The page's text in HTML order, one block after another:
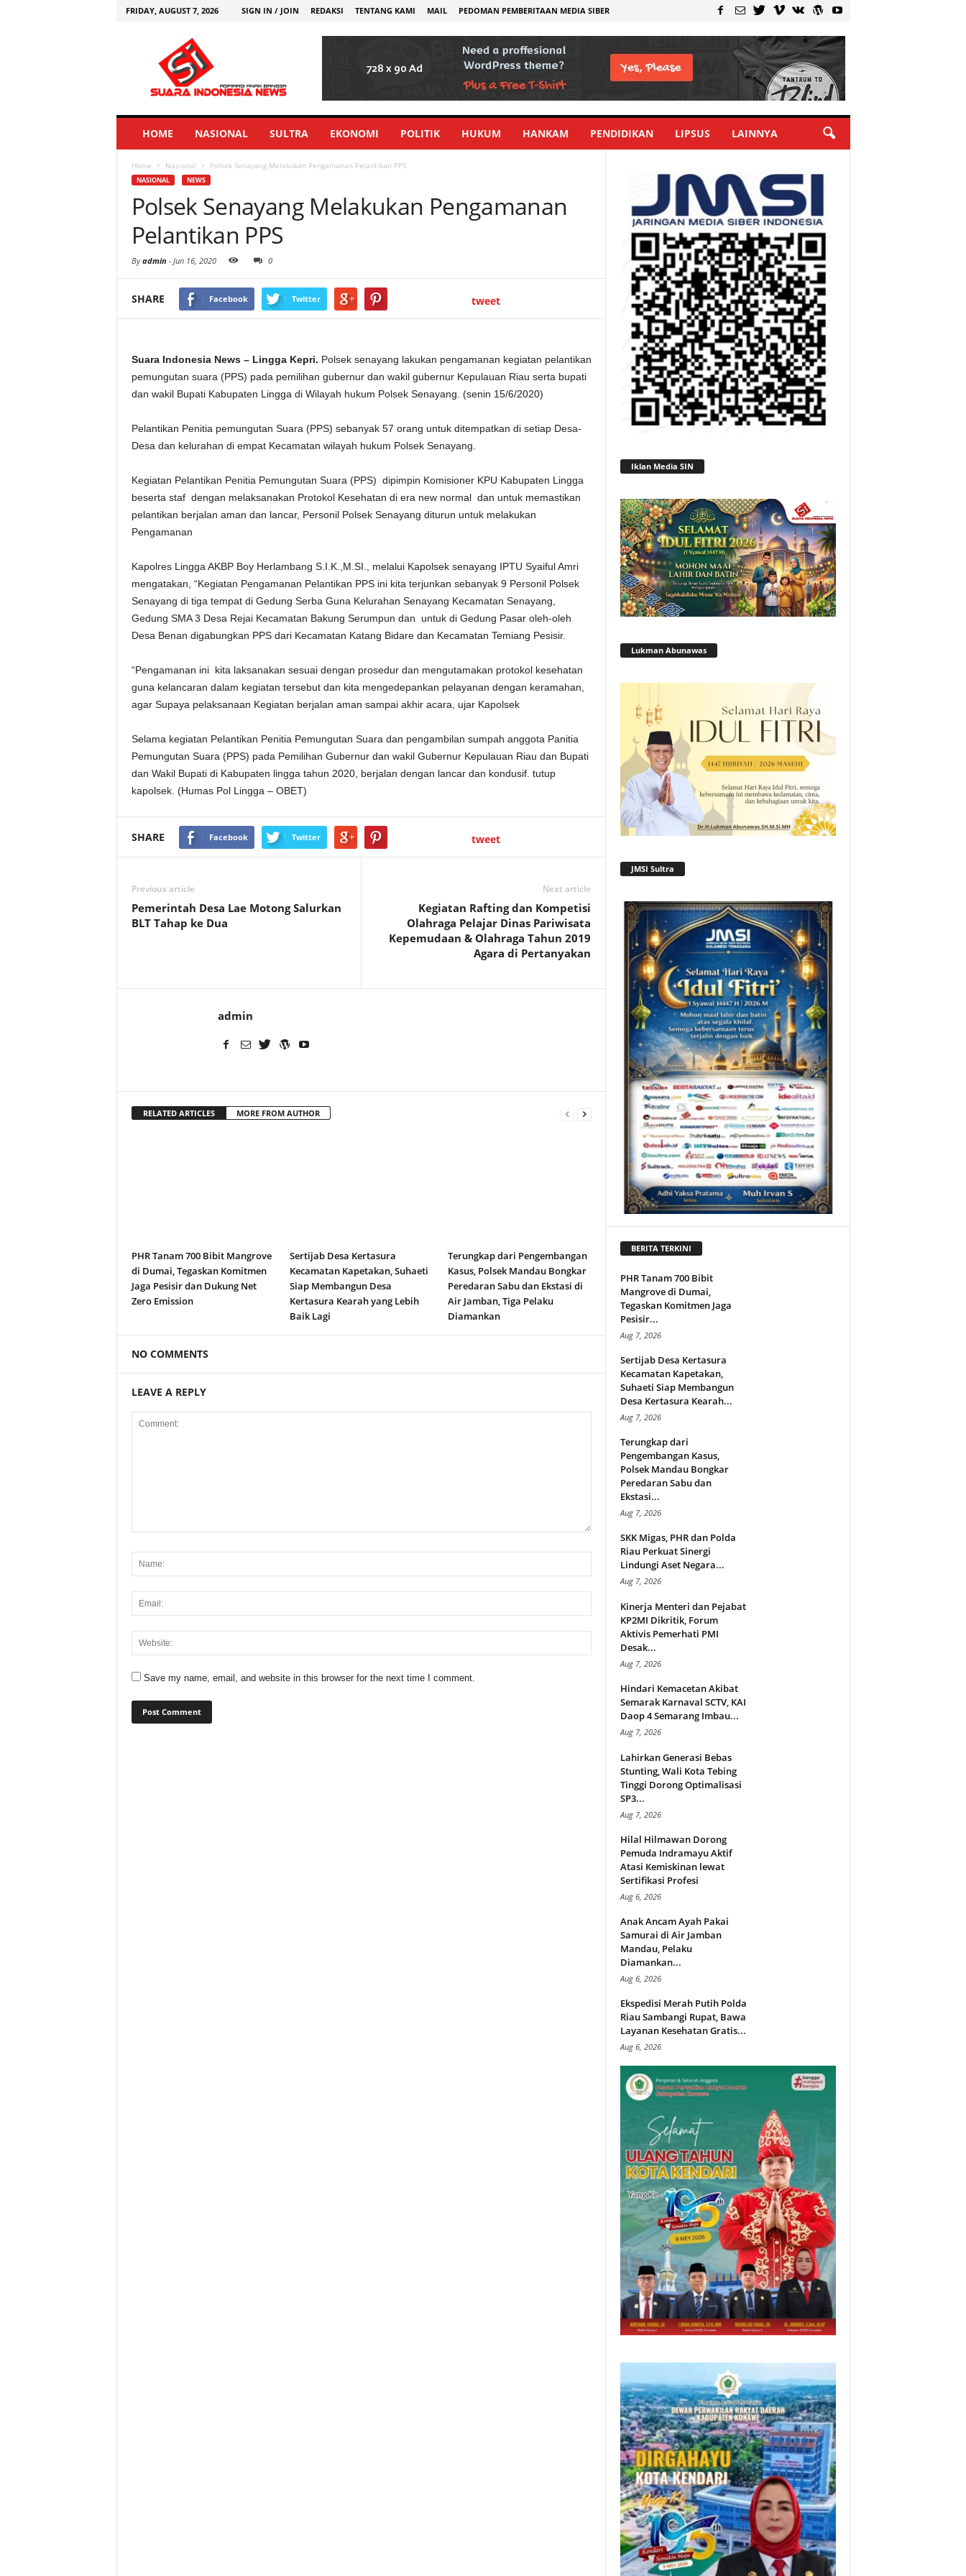
FRIDAY, AUGUST 7, 2026 SIGN IN / JOIN REDAKSI TENTANG KAMI MAIL PEDOMAN PEMBERITAAN MEDIA SIBER
HOME NASIONAL SULTRA EKONOMI POLITIK HUKUM HANKAM PENDIDIKAN LIPSUS LAINNYA
Home Nasional Polsek Senayang Melakukan Pengamanan Pelantikan PPS
NASIONAL NEWS
Polsek Senayang Melakukan Pengamanan
Pelantikan PPS
Byadmin - Jun 16, 2020 0
SHARE Facebook Twitter tweet
Suara Indonesia News – Lingga Kepri. Polsek senayang lakukan pengamanan kegiatan pelantikan
pemungutan suara (PPS) pada pemilihan gubernur dan wakil gubernur Kepulauan Riau serta bupati
dan wakil Bupati Kabupaten Lingga di Wilayah hukum Polsek Senayang. (senin 15/6/2020)
Pelantikan Penitia pemungutan Suara (PPS) sebanyak 57 orang untuk ditempatkan di setiap Desa-
Desa dan kelurahan di empat Kecamatan wilayah hukum Polsek Senayang.
Kegiatan Pelantikan Penitia Pemungutan Suara (PPS) dipimpin Komisioner KPU Kabupaten Lingga
beserta staf dengan melaksanakan Protokol Kesehatan di era new normal dan untuk memastikan
pelantikan berjalan aman dan lancar, Personil Polsek Senayang diturun untuk melakukan
Pengamanan
Kapolres Lingga AKBP Boy Herlambang S.I.K.,M.SI., melalui Kapolsek senayang IPTU Syaiful Amri
mengatakan, “Kegiatan Pengamanan Pelantikan PPS ini kita terjunkan sebanyak 9 Personil Polsek
Senayang di tiga tempat di Gedung Serba Guna Kelurahan Senayang Kecamatan Senayang,
Gedung SMA 3 Desa Rejai Kecamatan Bakung Serumpun dan untuk di Gedung Pasar oleh-oleh
Desa Benan digabungkan PPS dari Kecamatan Katang Bidare dan Kecamatan Temiang Pesisir.
“Pengamanan ini kita laksanakan sesuai dengan prosedur dan mengutamakan protokol kesehatan
guna kelancaran dalam kegiatan tersebut dan kita mengedepankan pelayanan dengan keramahan,
agar Supaya pelaksanaan Kegiatan berjalan aman sampai akhir acara, ujar Kapolsek
Selama kegiatan Pelantikan Penitia Pemungutan Suara dan pengambilan sumpah anggota Panitia
Pemungutan Suara (PPS) pada Pemilihan Gubernur dan wakil Gubernur Kepulauan Riau dan Bupati
dan Wakil Bupati di Kabupaten lingga tahun 2020, berjalan dengan lancar dan kondusif. tutup
kapolsek. (Humas Pol Lingga – OBET)
SHARE Facebook Twitter tweet
Previous article
Pemerintah Desa Lae Motong Salurkan
BLT Tahap ke Dua
Next article
Kegiatan Rafting dan Kompetisi
Olahraga Pelajar Dinas Pariwisata
Kepemudaan & Olahraga Tahun 2019
Agara di Pertanyakan
admin
RELATED ARTICLES MORE FROM AUTHOR
PHR Tanam 700 Bibit Mangrove
di Dumai, Tegaskan Komitmen
Jaga Pesisir dan Dukung Net
Zero Emission
Sertijab Desa Kertasura
Kecamatan Kapetakan, Suhaeti
Siap Membangun Desa
Kertasura Kearah yang Lebih
Baik Lagi
Terungkap dari Pengembangan
Kasus, Polsek Mandau Bongkar
Peredaran Sabu dan Ekstasi di
Air Jamban, Tiga Pelaku
Diamankan
NO COMMENTS
LEAVE A REPLY
Save my name, email, and website in this browser for the next time I comment.
Iklan Media SIN
Lukman Abunawas
JMSI Sultra
BERITA TERKINI
PHR Tanam 700 Bibit
Mangrove di Dumai,
Tegaskan Komitmen Jaga
Pesisir...
Aug 7, 2026
Sertijab Desa Kertasura
Kecamatan Kapetakan,
Suhaeti Siap Membangun
Desa Kertasura Kearah...
Aug 7, 2026
Terungkap dari
Pengembangan Kasus,
Polsek Mandau Bongkar
Peredaran Sabu dan
Ekstasi...
Aug 7, 2026
SKK Migas, PHR dan Polda
Riau Perkuat Sinergi
Lindungi Aset Negara...
Aug 7, 2026
Kinerja Menteri dan Pejabat
KP2MI Dikritik, Forum
Aktivis Pemerhati PMI
Desak...
Aug 7, 2026
Hindari Kemacetan Akibat
Semarak Karnaval SCTV, KAI
Daop 4 Semarang Imbau...
Aug 7, 2026
Lahirkan Generasi Bebas
Stunting, Wali Kota Tebing
Tinggi Dorong Optimalisasi
SP3...
Aug 7, 2026
Hilal Hilmawan Dorong
Pemuda Indramayu Aktif
Atasi Kemiskinan lewat
Sertifikasi Profesi
Aug 6, 2026
Anak Ancam Ayah Pakai
Samurai di Air Jamban
Mandau, Pelaku
Diamankan...
Aug 6, 2026
Ekspedisi Merah Putih Polda
Riau Sambangi Rupat, Bawa
Layanan Kesehatan Gratis...
Aug 6, 2026